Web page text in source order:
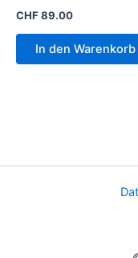
CHF89.00
In den Warenkorb